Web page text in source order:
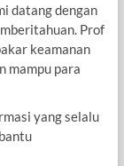
datang dengan
Prof
keamanan
mampu para
yang selalu